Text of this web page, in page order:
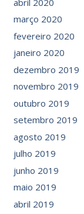
março 2020
fevereiro 2020
janeiro 2020
dezembro 2019
novembro 2019
outubro 2019
setembro 2019
agosto 2019
julho 2019
junho 2019
maio 2019
abril 2019